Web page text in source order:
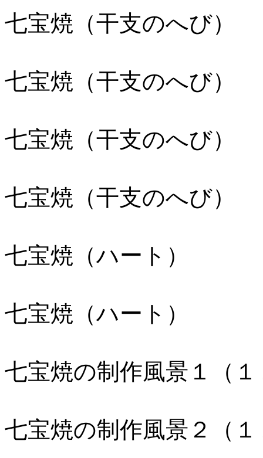
七宝焼（干支のへび）
七宝焼（干支のへび）
七宝焼（干支のへび）
七宝焼（干支のへび）
七宝焼（ハート）
七宝焼（ハート）
七宝焼の制作風景１（
七宝焼の制作風景２（